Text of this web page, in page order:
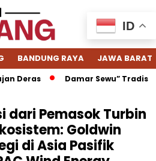
BANDUNG RAYA JAWA BARAT
Damar Sewu” Tradisi
dari Pemasok Turbin
Goldwin
di Asia Pasifik
ID